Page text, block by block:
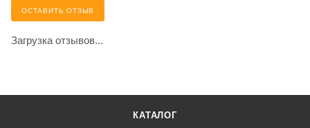
ОСТАВИТЬ ОТЗЫВ
Загрузка отзывов...
КАТАЛОГ